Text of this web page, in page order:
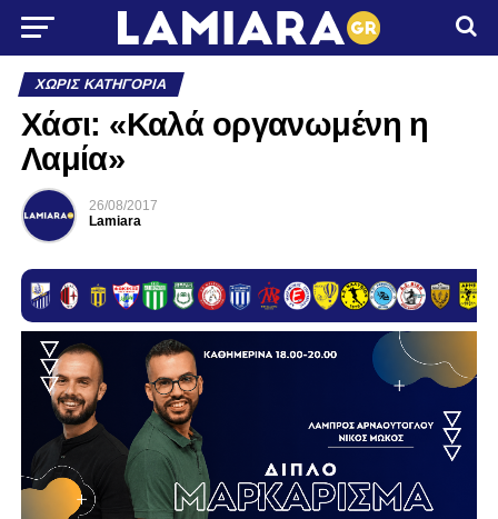
ΧΩΡΊΣ ΚΑΤΗΓΟΡΊΑ
Χάσι: «Καλά οργανωμένη η
Λαμία»
26/08/2017
Lamiara